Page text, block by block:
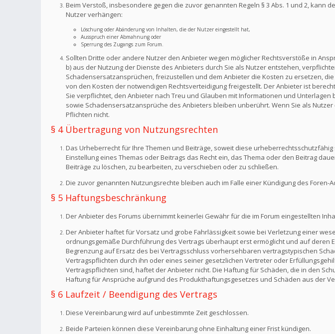
Beim Verstoß, insbesondere gegen die zuvor genannten Regeln § 3 Abs. 1 und 2,
Nutzer verhängen:
Löschung oder Abänderung von Inhalten, die der Nutzer eingestellt hat,
Ausspruch einer Abmahnung oder
Sperrung des Zugangs zum Forum.
Sollten Dritte oder andere Nutzer den Anbieter wegen möglicher Rechtsverstöße in
b) aus der Nutzung der Dienste des Anbieters durch Sie als Nutzer entstehen,
Schadensersatzansprüchen, freizustellen und dem Anbieter die Kosten zu ersetzen,
von den Kosten der notwendigen Rechtsverteidigung freigestellt. Der Anbieter ist
Sie verpflichtet, den Anbieter nach Treu und Glauben mit Informationen und
sowie Schadensersatzansprüche des Anbieters bleiben unberührt. Wenn Sie als
Pflichten nicht.
§ 4 Übertragung von Nutzungsrechten
Das Urheberrecht für Ihre Themen und Beiträge, soweit diese
Einstellung eines Themas oder Beitrags das Recht ein, das Thema oder den Beitrag
Beiträge zu löschen, zu bearbeiten, zu verschieben oder zu schließen.
Die zuvor genannten Nutzungsrechte bleiben auch im Falle einer Kündigung des Foren-
§ 5 Haftungsbeschränkung
Der Anbieter des Forums übernimmt keinerlei Gewähr für die im Forum eingestellten
Der Anbieter haftet für Vorsatz und grobe Fahrlässigkeit sowie bei Verletzung einer
ordnungsgemäße Durchführung des Vertrags überhaupt erst ermöglicht und auf
Begrenzung auf Ersatz des bei Vertragsschluss vorhersehbaren vertragstypischen
Vertragspflichten durch ihn oder eines seiner gesetzlichen Vertreter oder
Vertragspflichten sind, haftet der Anbieter nicht. Die Haftung für Schäden, die in den
Haftung für Ansprüche aufgrund des Produkthaftungsgesetzes und Schäden aus der
§ 6 Laufzeit / Beendigung des Vertrags
Diese Vereinbarung wird auf unbestimmte Zeit geschlossen.
Beide Parteien können diese Vereinbarung ohne Einhaltung einer Frist kündigen.